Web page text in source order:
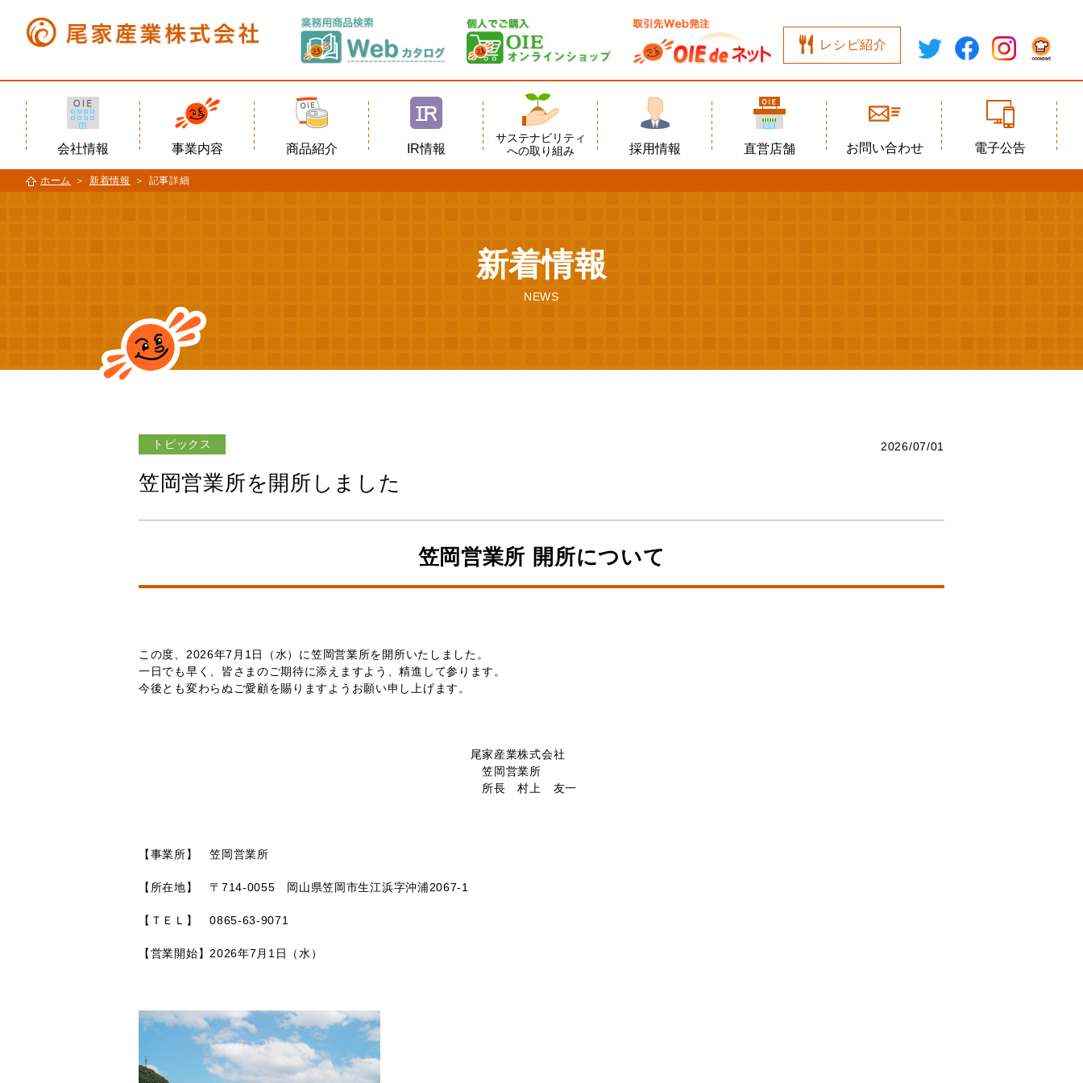
レシピ紹介
会社情報 事業内容 商品紹介 IR情報
サステナビリティ
への取り組み
採用情報 直営店舗 お問い合わせ 電子公告
ホーム 新着情報 記事詳細
新着情報
NEWS
トピックス 2026/07/01
笠岡営業所を開所しました
笠岡営業所 開所について
この度、2026年7月1日（水）に笠岡営業所を開所いたしました。
一日でも早く、皆さまのご期待に添えますよう、精進して参ります。
今後とも変わらぬご愛顧を賜りますようお願い申し上げます。
尾家産業株式会社
笠岡営業所
所長 村上 友一
【事業所】 笠岡営業所
【所在地】 〒714-0055 岡山県笠岡市生江浜字沖浦2067-1
【ＴＥＬ】 0865-63-9071
【営業開始】2026年7月1日（水）